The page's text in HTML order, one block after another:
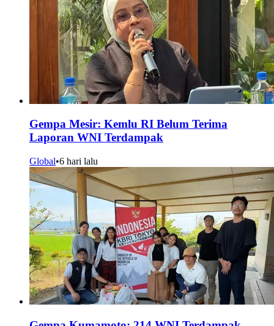
Gempa Mesir: Kemlu RI Belum Terima
Laporan WNI Terdampak
Global•6 hari lalu